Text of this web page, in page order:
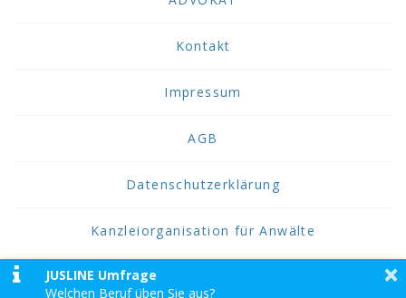
Kontakt
Impressum
AGB
Datenschutzerklärung
Kanzleiorganisation für Anwälte
×
JUSLINE Umfrage
Welchen Beruf üben Sie aus?